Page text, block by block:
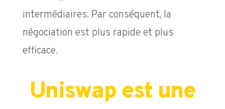
intermédiaires. Par conséquent, la
négociation est plus rapide et plus
efficace.
Uniswap est une